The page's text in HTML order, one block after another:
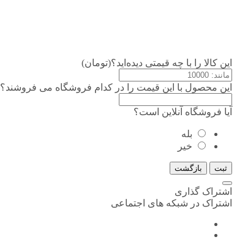
این کالا را با چه قیمتی دیده‌اید؟(تومان)
این محصول با این قیمت را در کدام فروشگاه می فروشند؟
آیا فروشگاه آنلاین است؟
بله
خیر
ثبت بازگشت
اشتراک گذاری
اشتراک در شبکه های اجتماعی